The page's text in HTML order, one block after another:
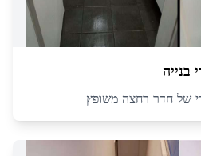
של חדר רחצה משופץ